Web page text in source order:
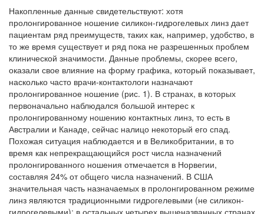
Накопленные данные свидетельствуют: хотя
пролонгированное ношение силикон-гидрогелевых линз дает
пациентам ряд преимуществ, таких как, например, удобство, в
то же время существует и ряд пока не разрешенных проблем
клинической значимости. Данные проблемы, скорее всего,
оказали свое влияние на форму графика, который показывает,
насколько часто врачи-контактологи назначают
пролонгированное ношение (рис. 1). В странах, в которых
первоначально наблюдался большой интерес к
пролонгированному ношению контактных линз, то есть в
Австралии и Канаде, сейчас налицо некоторый его спад.
Похожая ситуация наблюдается и в Великобритании, в то
время как непрекращающийся рост числа назначений
пролонгированного ношения отмечается в Норвегии,
составляя 24% от общего числа назначений. В США
значительная часть назначаемых в пролонгированном режиме
линз являются традиционными гидрогелевыми (не силикон-